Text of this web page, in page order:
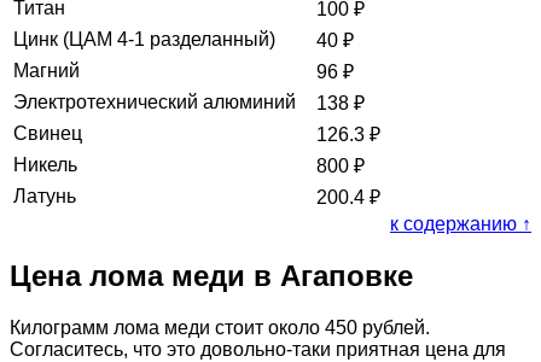
Титан
100 ₽
Цинк (ЦАМ 4-1 разделанный)
40 ₽
Магний
96 ₽
Электротехнический алюминий
138 ₽
Свинец
126.3 ₽
Никель
800 ₽
Латунь
200.4 ₽
к содержанию ↑
Цена лома меди в Агаповке
Килограмм лома меди стоит около 450 рублей.
Согласитесь, что это довольно-таки приятная цена для